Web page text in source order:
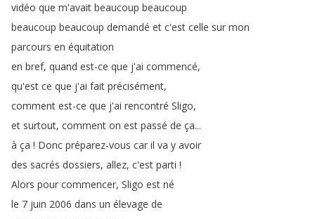
vidéo que m'avait beaucoup beaucoup
beaucoup beaucoup demandé et c'est celle sur mon
parcours en équitation
en bref, quand est-ce que j'ai commencé,
qu'est ce que j'ai fait précisément,
comment est-ce que j'ai rencontré Sligo,
et surtout, comment on est passé de ça...
à ça ! Donc préparez-vous car il va y avoir
des sacrés dossiers, allez, c'est parti !
Alors pour commencer, Sligo est né
le 7 juin 2006 dans un élevage de